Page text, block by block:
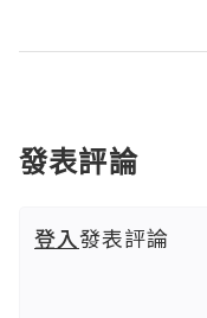
發表評論
登入發表評論